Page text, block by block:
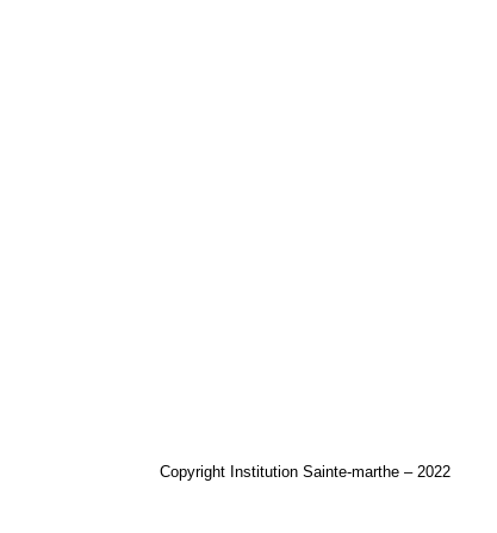
Copyright Institution Sainte-marthe – 2022